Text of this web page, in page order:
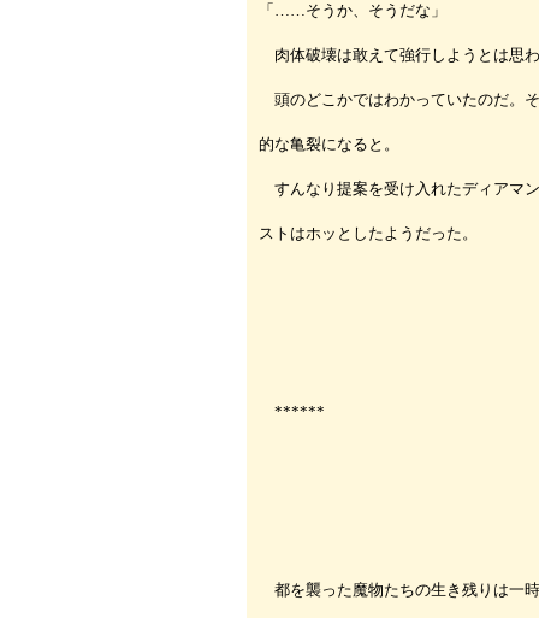
「……そうか、そうだな」
肉体破壊は敢えて強行しようとは思
頭のどこかではわかっていたのだ。
的な亀裂になると。
すんなり提案を受け入れたディアマ
ストはホッとしたようだった。
******
都を襲った魔物たちの生き残りは一